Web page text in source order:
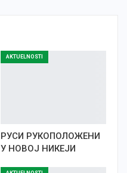
AKTUELNOSTI
РУСИ РУКОПОЛОЖЕНИ
У НОВОЈ НИКЕЈИ